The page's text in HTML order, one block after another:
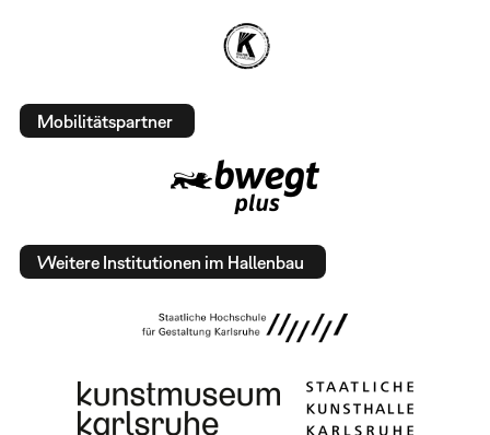
Mobilitätspartner
Weitere Institutionen im Hallenbau